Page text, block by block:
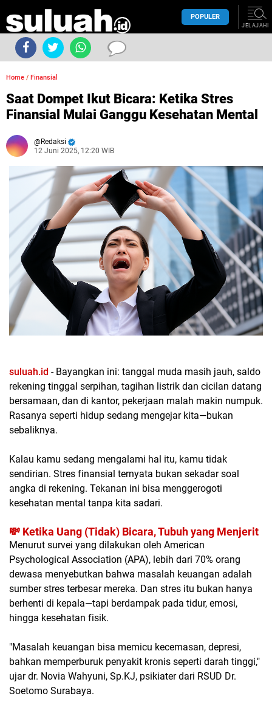
POPULER
JELAJAHI
Home / Finansial
Saat Dompet Ikut Bicara: Ketika Stres
Finansial Mulai Ganggu Kesehatan Mental
Redaksi
12 Juni 2025, 12:20 WIB
suluah.id - Bayangkan ini: tanggal muda masih jauh, saldo
rekening tinggal serpihan, tagihan listrik dan cicilan datang
bersamaan, dan di kantor, pekerjaan malah makin numpuk.
Rasanya seperti hidup sedang mengejar kita—bukan
sebaliknya.
Kalau kamu sedang mengalami hal itu, kamu tidak
sendirian. Stres finansial ternyata bukan sekadar soal
angka di rekening. Tekanan ini bisa menggerogoti
kesehatan mental tanpa kita sadari.
💸 Ketika Uang (Tidak) Bicara, Tubuh yang Menjerit
Menurut survei yang dilakukan oleh American
Psychological Association (APA), lebih dari 70% orang
dewasa menyebutkan bahwa masalah keuangan adalah
sumber stres terbesar mereka. Dan stres itu bukan hanya
berhenti di kepala—tapi berdampak pada tidur, emosi,
hingga kesehatan fisik.
"Masalah keuangan bisa memicu kecemasan, depresi,
bahkan memperburuk penyakit kronis seperti darah tinggi,"
ujar dr. Novia Wahyuni, Sp.KJ, psikiater dari RSUD Dr.
Soetomo Surabaya.